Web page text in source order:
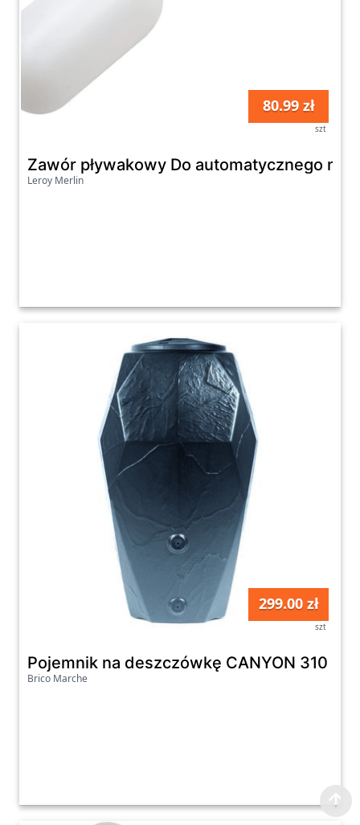
80.99 zł
szt
Zawór pływakowy Do automatycznego
Leroy Merlin
299.00 zł
szt
Pojemnik na deszczówkę CANYON 310 l
Brico Marche